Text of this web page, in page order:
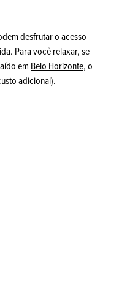
desfrutar o acesso
Para você relaxar, se
em Belo Horizonte, o
adicional).